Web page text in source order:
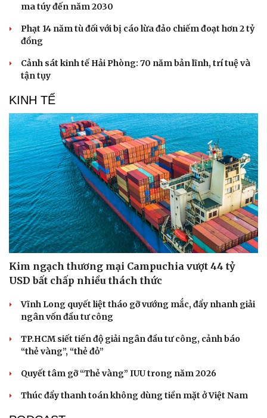
ma túy đến năm 2030
Phạt 14 năm tù đối với bị cáo lừa đảo chiếm đoạt hơn 2 tỷ
đồng
Cảnh sát kinh tế Hải Phòng: 70 năm bản lĩnh, trí tuệ và
tận tụy
KINH TẾ
Kim ngạch thương mại Campuchia vượt 44 tỷ
USD bất chấp nhiều thách thức
Vĩnh Long quyết liệt tháo gỡ vướng mắc, đẩy nhanh giải
ngân vốn đầu tư công
TP.HCM siết tiến độ giải ngân đầu tư công, cảnh báo
“thẻ vàng”, “thẻ đỏ”
Quyết tâm gỡ “Thẻ vàng” IUU trong năm 2026
Thúc đẩy thanh toán không dùng tiền mặt ở Việt Nam